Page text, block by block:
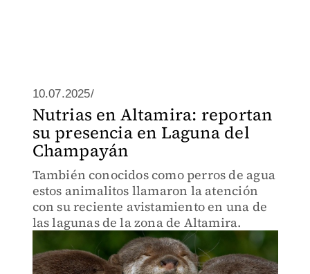
10.07.2025/
Nutrias en Altamira: reportan
su presencia en Laguna del
Champayán
También conocidos como perros de agua
estos animalitos llamaron la atención
con su reciente avistamiento en una de
las lagunas de la zona de Altamira.